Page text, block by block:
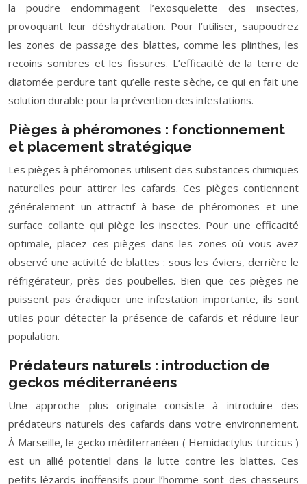
la poudre endommagent l’exosquelette des insectes,
provoquant leur déshydratation. Pour l’utiliser, saupoudrez
les zones de passage des blattes, comme les plinthes, les
recoins sombres et les fissures. L’efficacité de la terre de
diatomée perdure tant qu’elle reste sèche, ce qui en fait une
solution durable pour la prévention des infestations.
Pièges à phéromones : fonctionnement
et placement stratégique
Les pièges à phéromones utilisent des substances chimiques
naturelles pour attirer les cafards. Ces pièges contiennent
généralement un attractif à base de phéromones et une
surface collante qui piège les insectes. Pour une efficacité
optimale, placez ces pièges dans les zones où vous avez
observé une activité de blattes : sous les éviers, derrière le
réfrigérateur, près des poubelles. Bien que ces pièges ne
puissent pas éradiquer une infestation importante, ils sont
utiles pour détecter la présence de cafards et réduire leur
population.
Prédateurs naturels : introduction de
geckos méditerranéens
Une approche plus originale consiste à introduire des
prédateurs naturels des cafards dans votre environnement.
À Marseille, le gecko méditerranéen ( Hemidactylus turcicus )
est un allié potentiel dans la lutte contre les blattes. Ces
petits lézards inoffensifs pour l’homme sont des chasseurs